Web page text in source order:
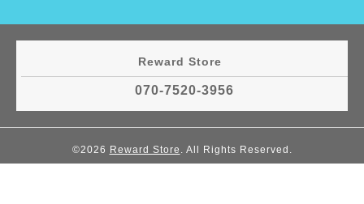
Reward Store
070-7520-3956
©2026 Reward Store . All Rights Reserved.